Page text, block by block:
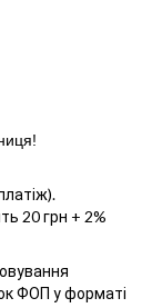
20 грн + 2%
ФОП у форматі